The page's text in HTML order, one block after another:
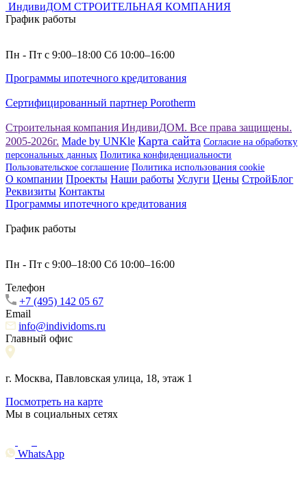
ИндивиДОМ СТРОИТЕЛЬНАЯ КОМПАНИЯ
График работы
Пн - Пт с 9:00–18:00 Сб 10:00–16:00
Программы ипотечного кредитования
Сертифицированный партнер Porotherm
Строительная компания ИндивиДОМ. Все права защищены.
2005-2026г. Made by UNKle Карта сайта Согласие на обработку
персональных данных Политика конфиденциальности
Пользовательское соглашение Политика использования сookie
О компании Проекты Наши работы Услуги Цены СтройБлог
Реквизиты Контакты
Программы ипотечного кредитования
График работы
Пн - Пт с 9:00–18:00 Сб 10:00–16:00
Телефон
+7 (495) 142 05 67
Email
info@individoms.ru
Главный офис
г. Москва, Павловская улица, 18, этаж 1
Посмотреть на карте
Мы в социальных сетях
WhatsApp